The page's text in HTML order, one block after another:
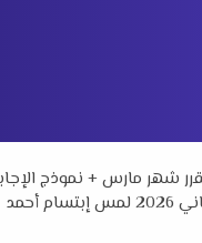
شهر مارس + نموذج
أحمد